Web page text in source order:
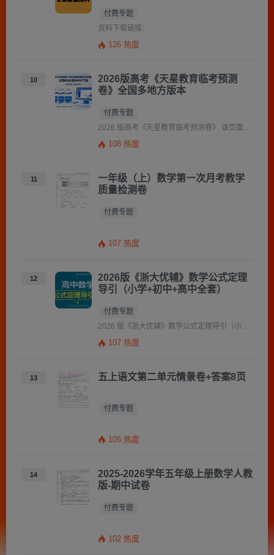
付费专题
资料下载链接：
126 热度
10
2026版高考《天星教育临考预测
卷》全国多地方版本
付费专题
2026 版高考《天星教育临考预测卷》 该页面为2026 高考临考预测卷多版本汇总下载页，聚焦天星教育出品的高 […]
108 热度
11
一年级（上）数学第一次月考教学
质量检测卷
付费专题
107 热度
12
2026版《浙大优辅》数学公式定理
导引（小学+初中+高中全套）
付费专题
2026 版《浙大优辅》数学公式定理导引（小学 + 初中 + 高中全套）PDF 资源介绍 2026 版《浙大优 […]
107 热度
13 五上语文第二单元情景卷+答案8页
付费专题
105 热度
14
2025-2026学年五年级上册数学人教
版-期中试卷
付费专题
102 热度